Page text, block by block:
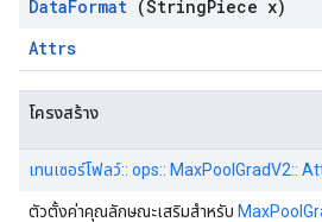
DataFormat (StringPiece x)
Attrs
โครงสร้าง
เทนเซอร์โฟลว์:: ops:: MaxPoolGradV2::
ตัวตั้งค่าคุณลักษณะเสริมสำหรับ